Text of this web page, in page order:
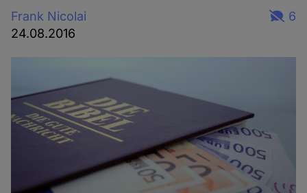
Frank Nicolai
24.08.2016
6